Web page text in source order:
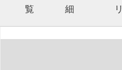
覧
細
リ